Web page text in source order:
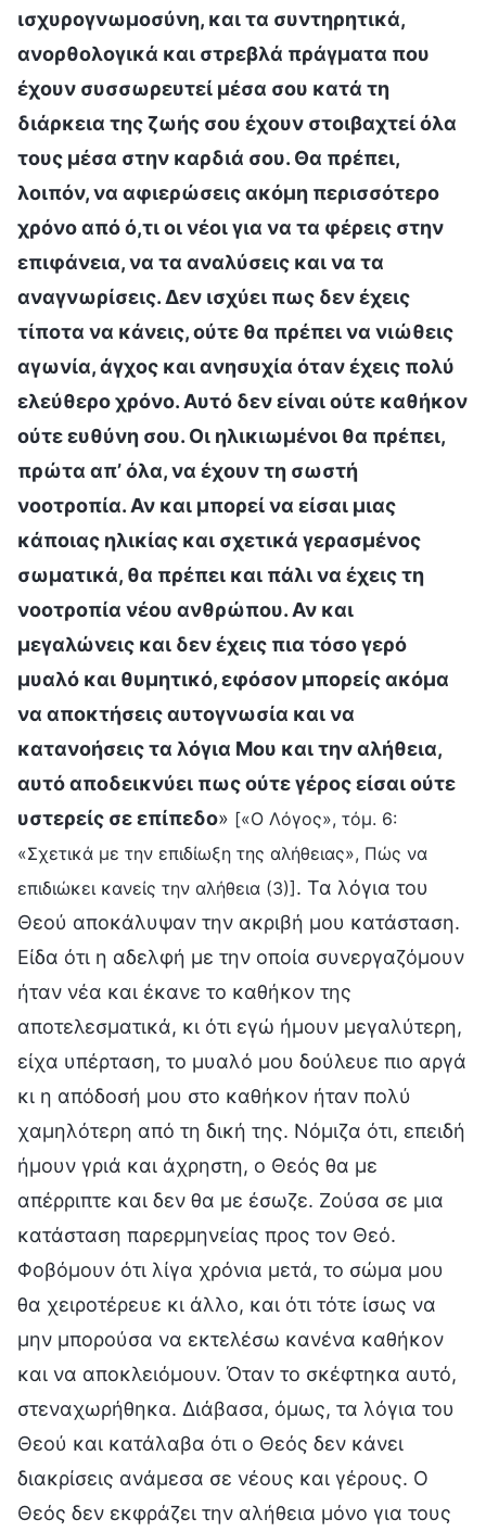
ισχυρογνωμοσύνη, και τα συντηρητικά,
ανορθολογικά και στρεβλά πράγματα που
έχουν συσσωρευτεί μέσα σου κατά τη
διάρκεια της ζωής σου έχουν στοιβαχτεί όλα
τους μέσα στην καρδιά σου. Θα πρέπει,
λοιπόν, να αφιερώσεις ακόμη περισσότερο
χρόνο από ό,τι οι νέοι για να τα φέρεις στην
επιφάνεια, να τα αναλύσεις και να τα
αναγνωρίσεις. Δεν ισχύει πως δεν έχεις
τίποτα να κάνεις, ούτε θα πρέπει να νιώθεις
αγωνία, άγχος και ανησυχία όταν έχεις πολύ
ελεύθερο χρόνο. Αυτό δεν είναι ούτε καθήκον
ούτε ευθύνη σου. Οι ηλικιωμένοι θα πρέπει,
πρώτα απ’ όλα, να έχουν τη σωστή
νοοτροπία. Αν και μπορεί να είσαι μιας
κάποιας ηλικίας και σχετικά γερασμένος
σωματικά, θα πρέπει και πάλι να έχεις τη
νοοτροπία νέου ανθρώπου. Αν και
μεγαλώνεις και δεν έχεις πια τόσο γερό
μυαλό και θυμητικό, εφόσον μπορείς ακόμα
να αποκτήσεις αυτογνωσία και να
κατανοήσεις τα λόγια Μου και την αλήθεια,
αυτό αποδεικνύει πως ούτε γέρος είσαι ούτε
υστερείς σε επίπεδο» [«Ο Λόγος», τόμ. 6:
«Σχετικά με την επιδίωξη της αλήθειας», Πώς να
επιδιώκει κανείς την αλήθεια (3)]. Τα λόγια του
Θεού αποκάλυψαν την ακριβή μου κατάσταση.
Είδα ότι η αδελφή με την οποία συνεργαζόμουν
ήταν νέα και έκανε το καθήκον της
αποτελεσματικά, κι ότι εγώ ήμουν μεγαλύτερη,
είχα υπέρταση, το μυαλό μου δούλευε πιο αργά
κι η απόδοσή μου στο καθήκον ήταν πολύ
χαμηλότερη από τη δική της. Νόμιζα ότι, επειδή
ήμουν γριά και άχρηστη, ο Θεός θα με
απέρριπτε και δεν θα με έσωζε. Ζούσα σε μια
κατάσταση παρερμηνείας προς τον Θεό.
Φοβόμουν ότι λίγα χρόνια μετά, το σώμα μου
θα χειροτέρευε κι άλλο, και ότι τότε ίσως να
μην μπορούσα να εκτελέσω κανένα καθήκον
και να αποκλειόμουν. Όταν το σκέφτηκα αυτό,
στεναχωρήθηκα. Διάβασα, όμως, τα λόγια του
Θεού και κατάλαβα ότι ο Θεός δεν κάνει
διακρίσεις ανάμεσα σε νέους και γέρους. Ο
Θεός δεν εκφράζει την αλήθεια μόνο για τους